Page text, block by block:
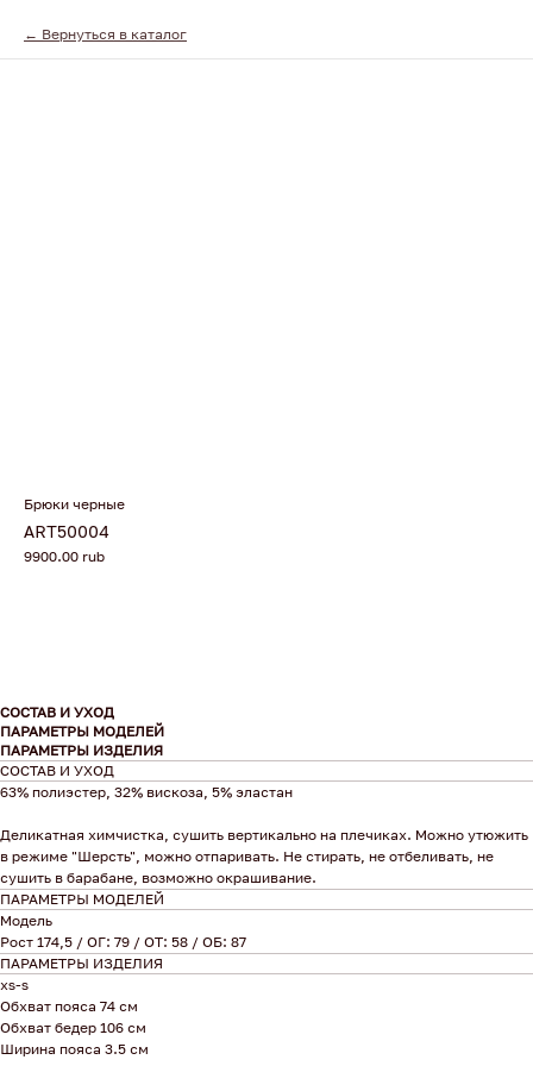
Вернуться в каталог
Брюки черные
ART50004
9900.00 rub
СОСТАВ И УХОД
ПАРАМЕТРЫ МОДЕЛЕЙ
ПАРАМЕТРЫ ИЗДЕЛИЯ
СОСТАВ И УХОД
63% полиэстер, 32% вискоза, 5% эластан
Деликатная химчистка, сушить вертикально на плечиках. Можно утюжить
в режиме "Шерсть", можно отпаривать. Не стирать, не отбеливать, не
сушить в барабане, возможно окрашивание.
ПАРАМЕТРЫ МОДЕЛЕЙ
Модель
Рост 174,5 / ОГ: 79 / ОТ: 58 / ОБ: 87
ПАРАМЕТРЫ ИЗДЕЛИЯ
xs-s
Обхват пояса 74 см
Обхват бедер 106 см
Ширина пояса 3.5 см